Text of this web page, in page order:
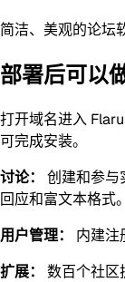
简洁、美观的论坛
部署后可以
打开域名进入
可完成安装。
讨论：
创建和参与
回应和富文本格式。
用户管理：
内建注
扩展：
数百个社